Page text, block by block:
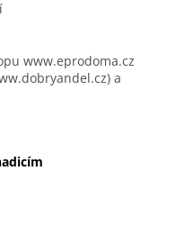
www.eprodoma.cz
a